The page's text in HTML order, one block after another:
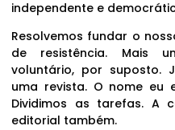
independente e
Resolvemos fundar o
de resistência. Mais
voluntário, por suposto.
uma revista. O nome eu
Dividimos as tarefas. A
editorial também.